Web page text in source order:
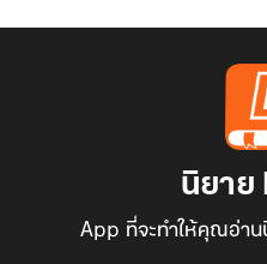
นิยาย
App ที่จะทำให้คุณอ่าน